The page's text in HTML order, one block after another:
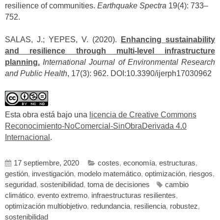
resilience of communities. Earthquake Spectra 19(4): 733–
752.
SALAS, J.; YEPES, V. (2020).
Enhancing sustainability
and resilience through multi-level infrastructure
planning. International Journal of Environmental Research
and Public Health, 17(3): 962. DOI:10.3390/ijerph17030962
Esta obra está bajo una licencia de Creative Commons
Reconocimiento-NoComercial-SinObraDerivada 4.0
Internacional .
17 septiembre, 2020 costes, economía, estructuras,
gestión, investigación, modelo matemático, optimización, riesgos,
seguridad, sostenibilidad, toma de decisiones
cambio
climático, evento extremo, infraestructuras resilientes,
optimización multiobjetivo, redundancia, resiliencia, robustez,
sostenibilidad